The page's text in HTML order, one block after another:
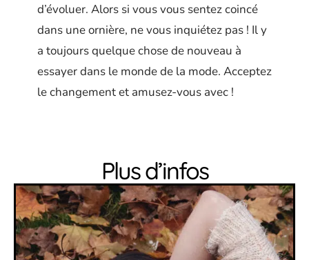
d’évoluer. Alors si vous vous sentez coincé
dans une ornière, ne vous inquiétez pas ! Il y
a toujours quelque chose de nouveau à
essayer dans le monde de la mode. Acceptez
le changement et amusez-vous avec !
Plus d’infos